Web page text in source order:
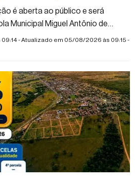
é aberta ao público e será
Municipal Miguel Antônio de
- Atualizado em 05/08/2026 às 09:15 -